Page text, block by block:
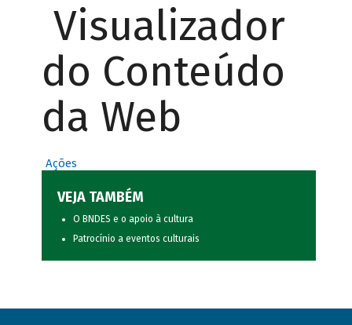
Visualizador
do Conteúdo
da Web
Ações
VEJA TAMBÉM
O BNDES e o apoio à cultura
Patrocínio a eventos culturais